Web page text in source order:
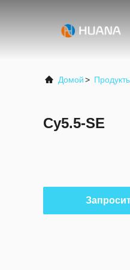
Домой>
Cy5.5-SE